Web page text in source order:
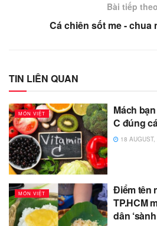
Bài tiếp theo
Cá chiên sốt me - chua
TIN LIÊN QUAN
MÓN VIỆT
Mách
C đúng
18 AUGUST,
MÓN VIỆT
Điểm tên
TP.HCM
dân